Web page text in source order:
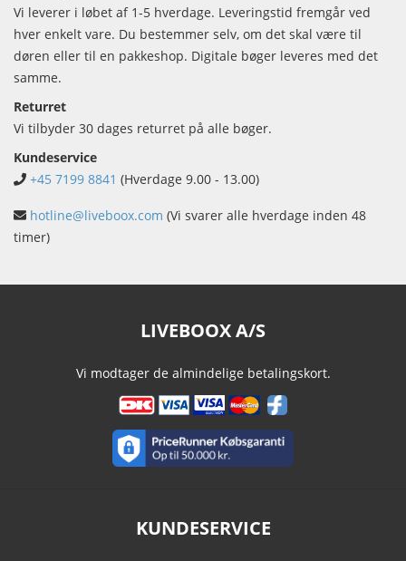
Vi leverer i løbet af 1-5 hverdage. Leveringstid fremgår ved
hver enkelt vare. Du bestemmer selv, om det skal være til
døren eller til en pakkeshop. Digitale bøger leveres med det
samme.
Returret
Vi tilbyder 30 dages returret på alle bøger.
Kundeservice
+45 7199 8841 (Hverdage 9.00 - 13.00)
hotline@liveboox.com (Vi svarer alle hverdage inden 48
timer)
LIVEBOOX A/S
Vi modtager de almindelige betalingskort.
KUNDESERVICE